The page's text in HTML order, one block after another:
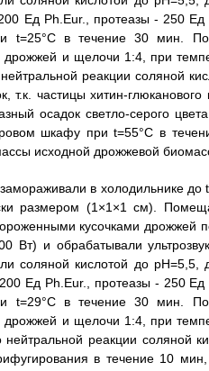
Ед Ph.Eur., протеазы - 250 Ед
t=25°C в течение 30 мин.
и щелочи 1:4, при
реакции соляной
т.к. частицы хитин-
осадок светло-серого
шкафу при t=55°C в
исходной дрожжевой
в холодильнике до
размером (1×1×1 см).
кусочками дрожжей
Вт) и обрабатывали
соляной кислотой до рН=5,5,
Ед Ph.Eur., протеазы - 250 Ед
t=29°C в течение 30 мин.
и щелочи 1:4, при
реакции соляной
в течение 10